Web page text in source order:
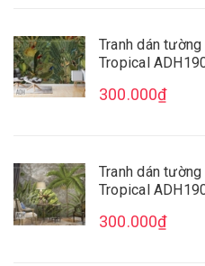
Thế giới Decor
Tranh dán
Tropical
300.000₫
Tranh dán
Tropical
300.000₫